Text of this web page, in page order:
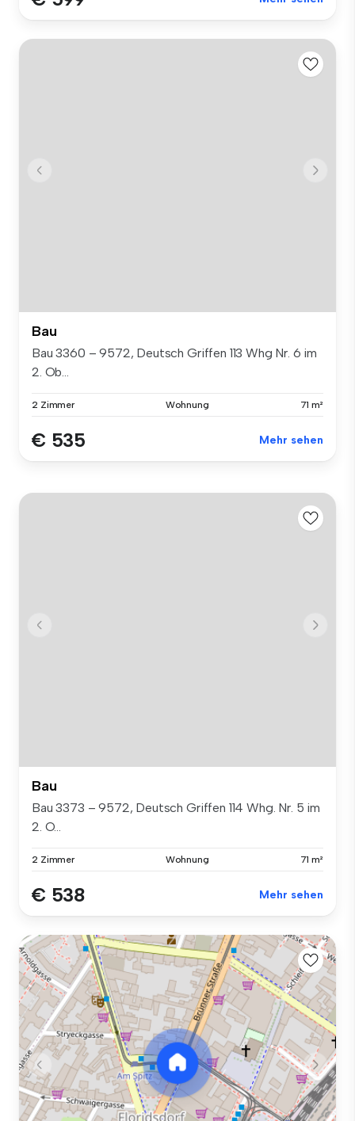
Bau
Bau 3360 – 9572, Deutsch Griffen 113 Whg Nr. 6 im
2. Ob...
2 Zimmer Wohnung 71 m²
€ 535 Mehr sehen
Bau
Bau 3373 – 9572, Deutsch Griffen 114 Whg. Nr. 5 im
2. O...
2 Zimmer Wohnung 71 m²
€ 538 Mehr sehen